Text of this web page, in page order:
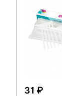
31 ₽